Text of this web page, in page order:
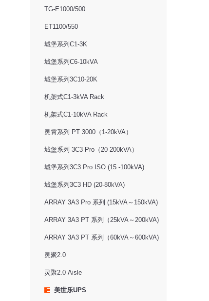
TG-E1000/500
ET1100/550
城堡系列C1-3K
城堡系列C6-10kVA
城堡系列3C10-20K
机架式C1-3kVA Rack
机架式C1-10kVA Rack
灵霄系列 PT 3000（1-20kVA）
城堡系列 3C3 Pro（20-200kVA）
城堡系列3C3 Pro ISO (15 -100kVA)
城堡系列3C3 HD (20-80kVA)
ARRAY 3A3 Pro 系列 (15kVA～150kVA)
ARRAY 3A3 PT 系列（25kVA～200kVA)
ARRAY 3A3 PT 系列（60kVA～600kVA)
灵聚2.0
灵聚2.0 Aisle
美世乐UPS